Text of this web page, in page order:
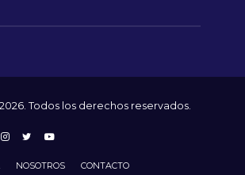
Todos los derechos reservados.
NOSOTROS CONTACTO